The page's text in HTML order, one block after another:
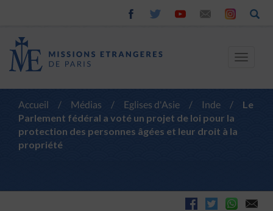
Toggle
Accueil / Médias / Eglises d'Asie / Inde /
Le
Parlement fédéral a voté un projet de loi pour la
protection des personnes âgées et leur droit à la
propriété